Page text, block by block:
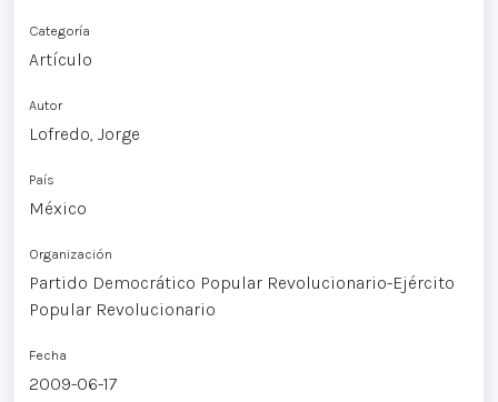
Categoría
Artículo
Autor
Lofredo, Jorge
País
México
Organización
Partido Democrático Popular Revolucionario-Ejército
Popular Revolucionario
Fecha
2009-06-17